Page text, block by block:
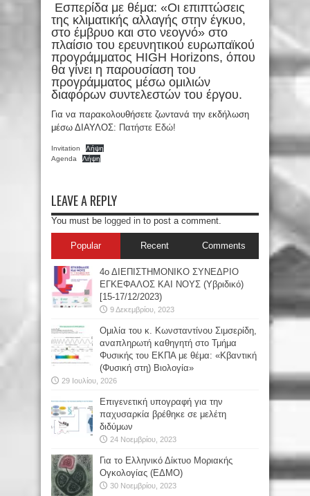
Εσπερίδα με θέμα: «Οι επιπτώσεις
της κλιματικής αλλαγής στην έγκυο,
στο έμβρυο και στο νεογνό» στο
πλαίσιο του ερευνητικού ευρωπαϊκού
προγράμματος HIGH Horizons, όπου
θα γίνει η παρουσίαση του
προγράμματος μέσω ομιλιών
διαφόρων συντελεστών του έργου.
Για να παρακολουθήσετε ζωντανά την εκδήλωση
μέσω ΔΙΑΥΛΟΣ: Πατήστε Εδώ!
Invitation
Λήψη
Agenda
Λήψη
LEAVE A REPLY
You must be logged in to post a comment.
Popular Recent Comments
4ο ΔΙΕΠΙΣΤΗΜΟΝΙΚΟ ΣΥΝΕΔΡΙΟ
ΕΓΚΕΦΑΛΟΣ ΚΑΙ ΝΟΥΣ (Υβριδικό)
[15-17/12/2023)
9 Δεκεμβρίου, 2023
Oμιλία του κ. Κωνσταντίνου Σιμσερίδη,
αναπληρωτή καθηγητή στο Τμήμα
Φυσικής του ΕΚΠΑ με θέμα: «Κβαντική
(Φυσική στη) Βιολογία»
29 Ιουλίου, 2026
Επιγενετική υπογραφή για την
παχυσαρκία βρέθηκε σε μελέτη
διδύμων
24 Νοεμβρίου, 2023
Για το Ελληνικό Δίκτυο Μοριακής
Ογκολογίας (ΕΔΜΟ)
30 Νοεμβρίου, 2023